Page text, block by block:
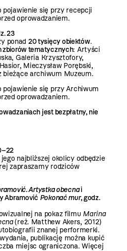
pojawienie się przy recepcji
oprowadzaniem.
23
ponad 20 tysięcy obiektów.
zbiorów tematycznych: Artyści
Galeria Krzysztofory,
Mieczysław Porębski,
bieżące archiwum Muzeum.
pojawienie się przy Archiwum
oprowadzaniem.
jest bezpłatny, nie
najbliższej okolicy odbędzie
zapraszamy rodziców
Artystka obecnai
Abramović Pokonać mur, godz.
na pokaz filmu Marina
(reż. Matthew Akers, 2012)
znanej performerki.
publikację można kupić
miejsc ograniczona.Więcej